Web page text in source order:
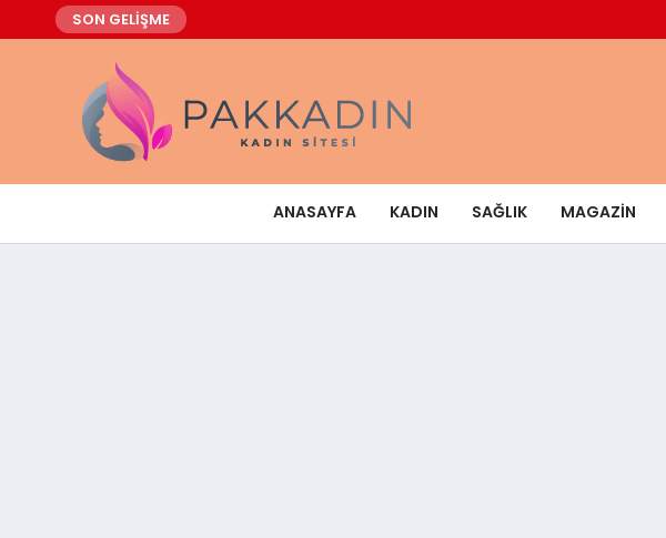
SON GELİŞME
ANASAYFA KADIN SAĞLIK MAGAZIN